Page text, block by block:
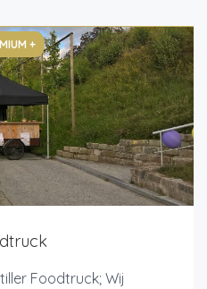
+
Foodtruck; Wij